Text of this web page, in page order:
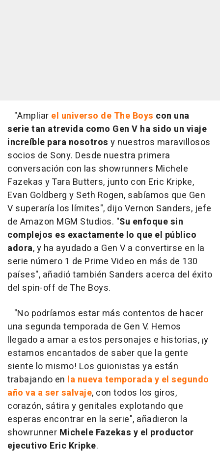
"Ampliar el universo de The Boys con una
serie tan atrevida como Gen V ha sido un viaje
increíble para nosotros y nuestros maravillosos
socios de Sony. Desde nuestra primera
conversación con las showrunners Michele
Fazekas y Tara Butters, junto con Eric Kripke,
Evan Goldberg y Seth Rogen, sabíamos que Gen
V superaría los límites", dijo Vernon Sanders, jefe
de Amazon MGM Studios. "Su enfoque sin
complejos es exactamente lo que el público
adora, y ha ayudado a Gen V a convertirse en la
serie número 1 de Prime Video en más de 130
países", añadió también Sanders acerca del éxito
del spin-off de The Boys.
"No podríamos estar más contentos de hacer
una segunda temporada de Gen V. Hemos
llegado a amar a estos personajes e historias, ¡y
estamos encantados de saber que la gente
siente lo mismo! Los guionistas ya están
trabajando en la nueva temporada y el segundo
año va a ser salvaje, con todos los giros,
corazón, sátira y genitales explotando que
esperas encontrar en la serie", añadieron la
showrunner Michele Fazekas y el productor
ejecutivo Eric Kripke.